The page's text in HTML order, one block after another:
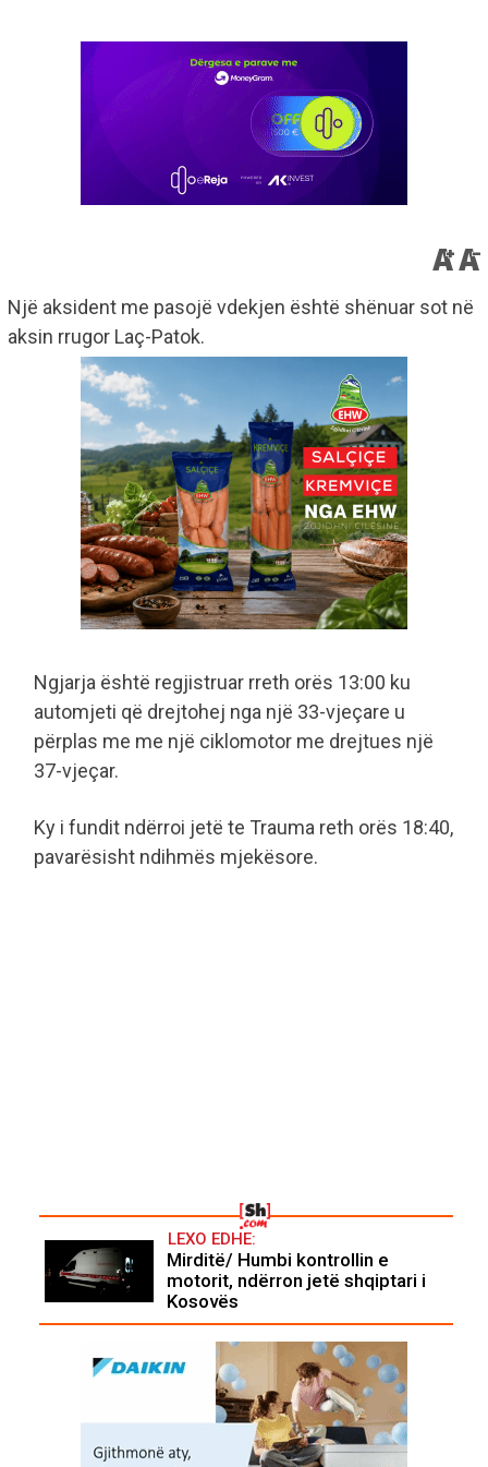
Një aksident me pasojë vdekjen është shënuar sot në
aksin rrugor Laç-Patok.
Ngjarja është regjistruar rreth orës 13:00 ku
automjeti që drejtohej nga një 33-vjeçare u
përplas me me një ciklomotor me drejtues një
37-vjeçar.
Ky i fundit ndërroi jetë te Trauma reth orës 18:40,
pavarësisht ndihmës mjekësore.
LEXO EDHE:
Mirditë/ Humbi kontrollin e
motorit, ndërron jetë shqiptari i
Kosovës